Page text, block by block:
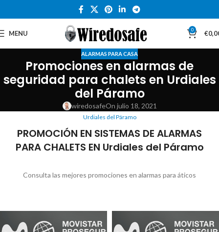
MENU 0 €
ALARMAS PARA CASA
Promociones en alarmas de
seguridad para chalets en Urdiales
del Páramo
wiredosafeOn julio 18, 2021
Urdiales del Páramo
PROMOCIÓN EN SISTEMAS DE ALARMAS
PARA CHALETS EN Urdiales del Páramo
Consulta las mejores promociones en alarmas para áticos